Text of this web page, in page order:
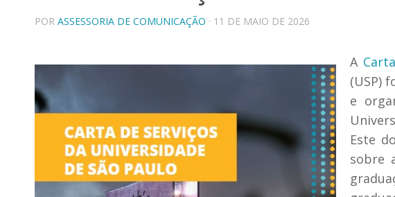
POR ASSESSORIA DE COMUNICAÇÃO · 11 DE MAIO DE 2026
A
(USP)
e
Este
sobre